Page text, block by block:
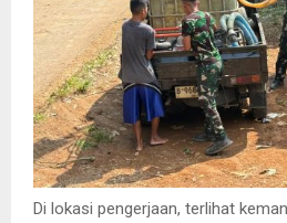
Di lokasi pengerjaan, terlihat